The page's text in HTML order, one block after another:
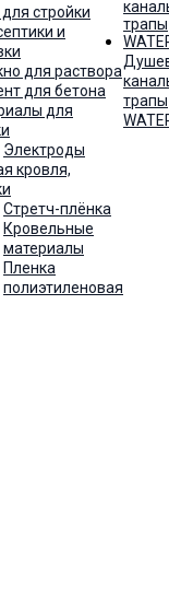
стройки
и
для раствора
для бетона
для
Электроды
кровля,
Стретч-плёнка
Кровельные
материалы
Пленка
полиэтиленовая
трапы